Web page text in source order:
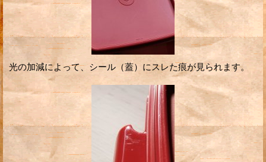
光の加減によって、シール（蓋）にスレた痕が見られます。